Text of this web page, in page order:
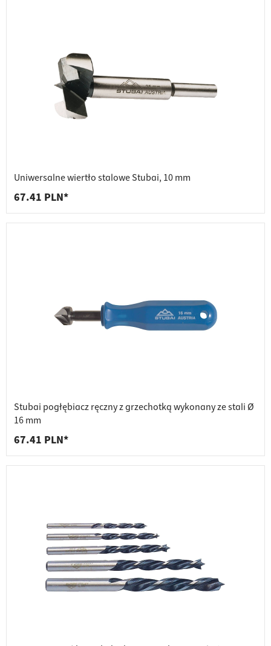
Uniwersalne wiertło stalowe Stubai, 10 mm
67.41 PLN*
Stubai pogłębiacz ręczny z grzechotką wykonany ze stali Ø
16 mm
67.41 PLN*